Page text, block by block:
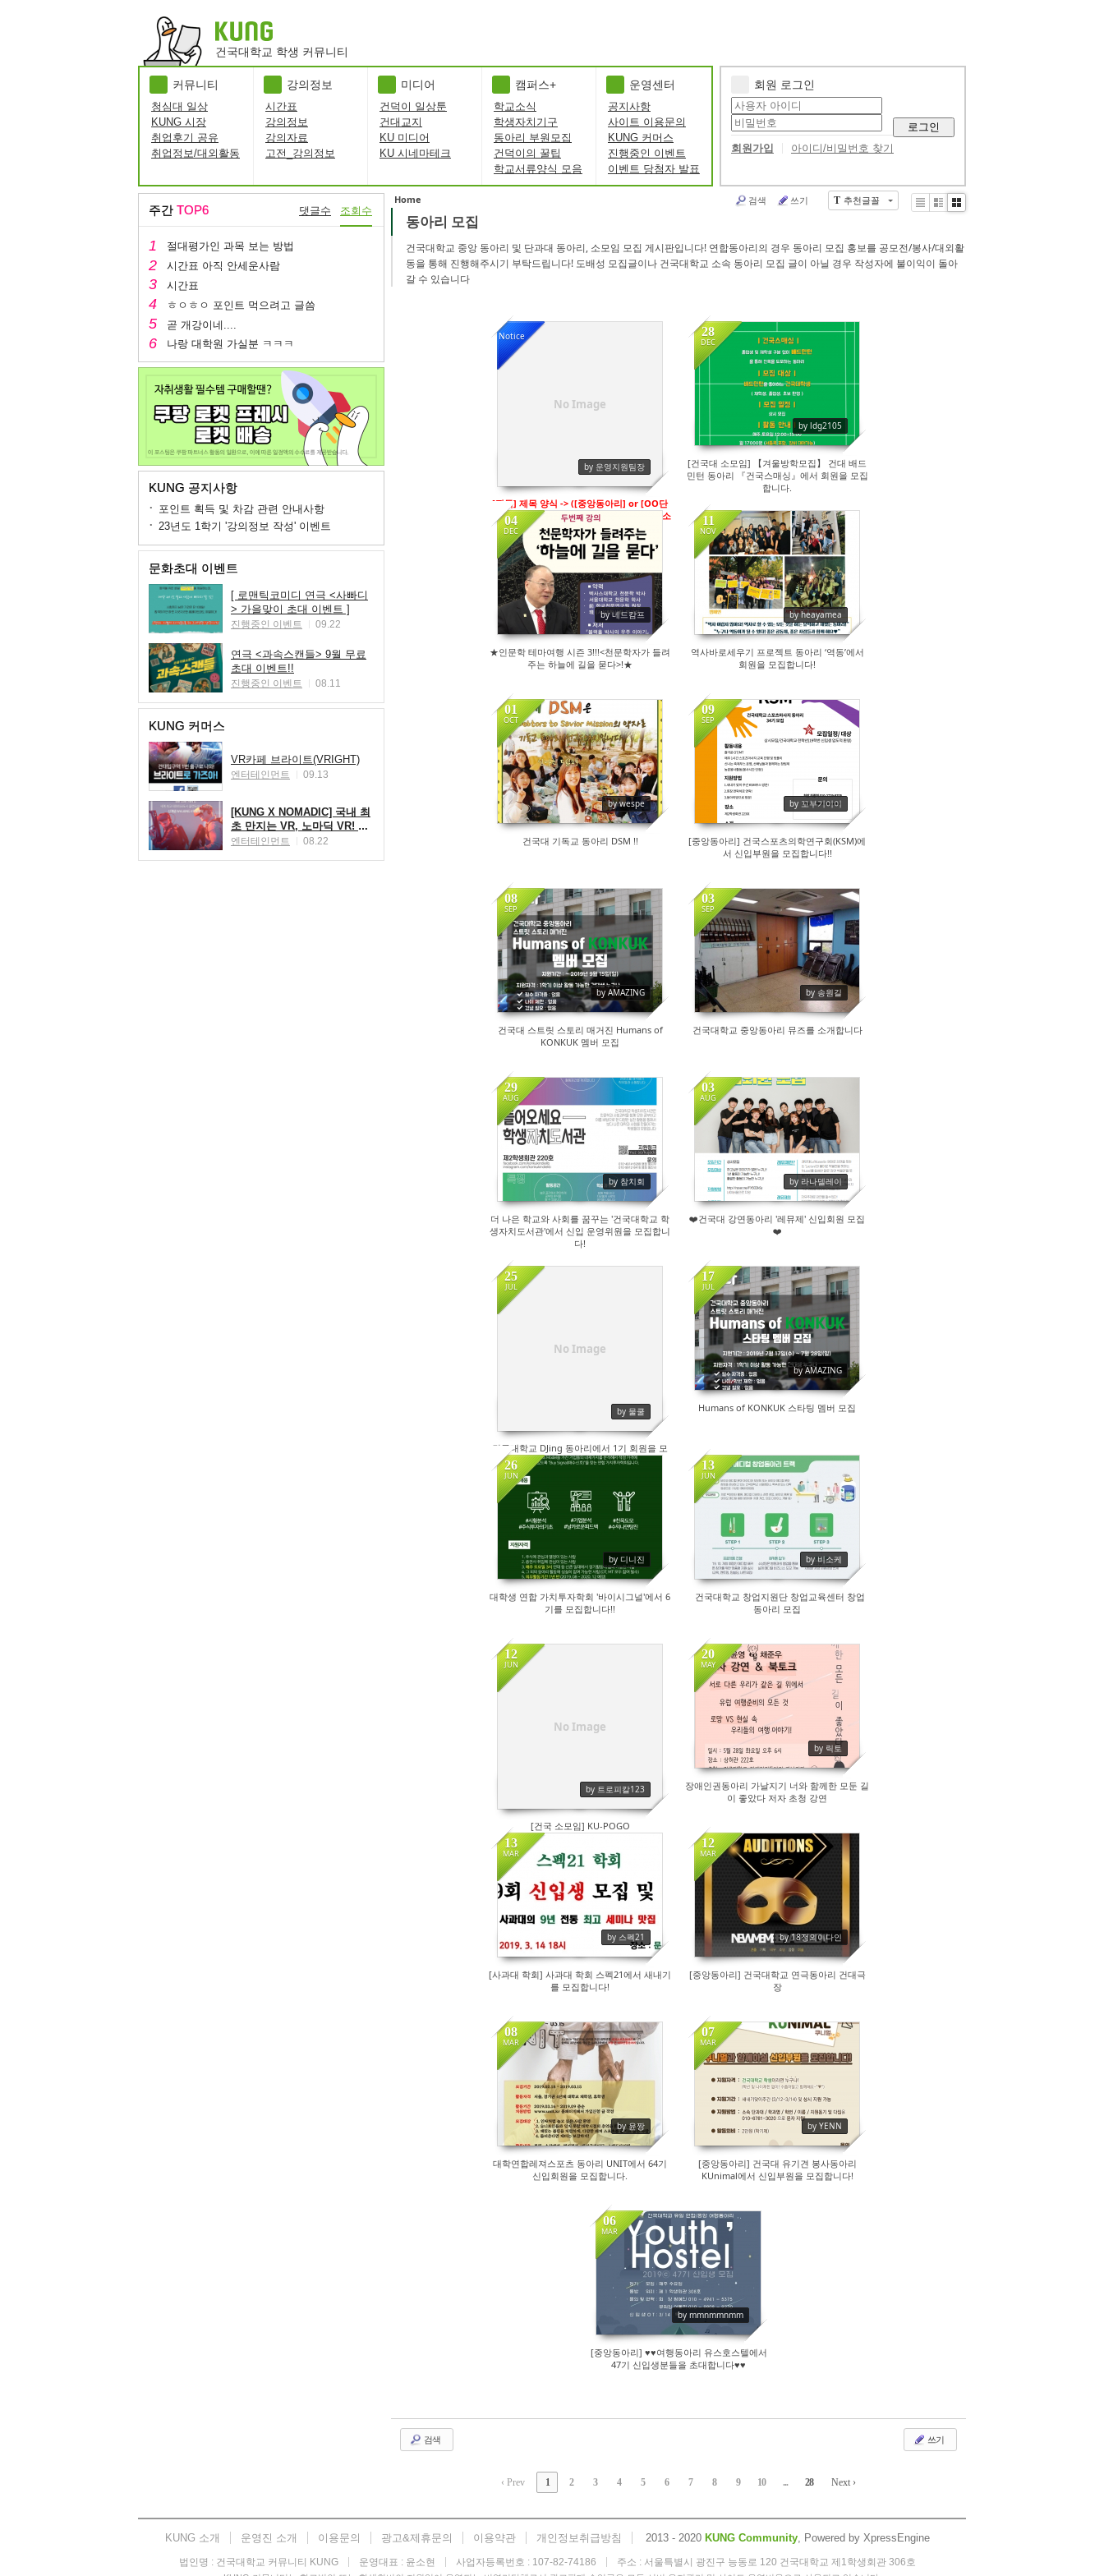
건국대학교 학생 커뮤니티
커뮤니티
청심대 일상
KUNG 시장
취업후기 공유
취업정보/대외활동
강의정보
시간표
강의정보
강의자료
고전_강의정보
미디어
건덕이 일상툰
건대교지
KU 미디어
KU 시네마테크
캠퍼스+
학교소식
학생자치기구
동아리 부원모집
건덕이의 꿀팁
학교서류양식 모음
운영센터
공지사항
사이트 이용문의
KUNG 커머스
진행중인 이벤트
이벤트 당첨자 발표
회원 로그인
로그인
회원가입
아이디/비밀번호 찾기
주간 TOP6 댓글수 조회수
절대평가인 과목 보는 방법
시간표 아직 안세운사람
시간표
ㅎㅇㅎㅇ 포인트 먹으려고 글씀
곧 개강이네....
나랑 대학원 가실분 ㅋㅋㅋ
KUNG 공지사항
포인트 획득 및 차감 관련 안내사항
23년도 1학기 '강의정보 작성' 이벤트
문화초대 이벤트
[ 로맨틱코미디 연극 <사빠디
> 가을맞이 초대 이벤트 ]
진행중인 이벤트 09.22
연극 <과속스캔들> 9월 무료
초대 이벤트!!
진행중인 이벤트 08.11
KUNG 커머스
VR카페 브라이트(VRIGHT)
엔터테인먼트 09.13
[KUNG X NOMADIC] 국내 최
초 만지는 VR, 노마딕 VR! ☆
신개념 체감 VR 노마딕 50%
엔터테인먼트 08.22
Home T 추천글꼴
검색 쓰기
동아리 모집
건국대학교 중앙 동아리 및 단과대 동아리, 소모임 모집 게시판입니다! 연합동아리의 경우 동아리 모집 홍보를 공모전/봉사/대외활
동을 통해 진행해주시기 부탁드립니다! 도배성 모집글이나 건국대학교 소속 동아리 모집 글이 아닐 경우 작성자에 불이익이 돌아
갈 수 있습니다
Li
Zi
e
G
le
r
y
No Image
Notice
by 운영지원팀장
[필독] 제목 양식 -> ([중앙동아리] or [OO단
과대 동아리] or [OO과 동아리] or [건국대 소
모임]) + 제목
28
DEC
by ldg2105
[건국대 소모임] 【겨울방학모집】 건대 배드
민턴 동아리 『건국스매싱』에서 회원을 모집
합니다.
04
DEC
by 네드캄프
50
★인문학 테마여행 시즌 3!!!<천문학자가 들려
주는 하늘에 길을 묻다>!★
11
NOV
by heayamea
61
역사바로세우기 프로젝트 동아리 ‘역동’에서
회원을 모집합니다!
01
OCT
by wespe
135
건국대 기독교 동아리 DSM !!
09
SEP
by 꼬부기이이
27
[중앙동아리] 건국스포츠의학연구회(KSM)에
서 신입부원을 모집합니다!!
08
SEP
by AMAZING
46
건국대 스트릿 스토리 매거진 Humans of
KONKUK 멤버 모집
03
SEP
by 송원길
66
건국대학교 중앙동아리 뮤즈를 소개합니다
29
AUG
by 참치회
35
더 나은 학교와 사회를 꿈꾸는 '건국대학교 학
생자치도서관'에서 신입 운영위원을 모집합니
다!
03
AUG
by 라나델레이
38
❤️건국대 강연동아리 '레뮤제' 신입회원 모집
❤️
No Image
25
JUL
by 물쿨
건국대학교 DJing 동아리에서 1기 회원을 모
집합니다.
17
JUL
by AMAZING
80
Humans of KONKUK 스타팅 멤버 모집
26
JUN
by 디니진
29
대학생 연합 가치투자학회 '바이시그널'에서 6
기를 모집합니다!!
13
JUN
by 비소케
48
건국대학교 창업지원단 창업교육센터 창업
동아리 모집
No Image
12
JUN
by 트로피칼123
[건국 소모임] KU-POGO
20
MAY
by 릭토
38
장애인권동아리 가날지기 너와 함께한 모둔 길
이 좋았다 저자 초청 강연
13
MAR
by 스펙21
126
[사과대 학회] 사과대 학회 스펙21에서 새내기
를 모집합니다!
12
MAR
by 18정외이다인
[중앙동아리] 건국대학교 연극동아리 건대극
장
08
MAR
by 윤짱
대학연합레져스포츠 동아리 UNIT에서 64기
신입회원을 모집합니다.
07
MAR
by YENN
124
[중앙동아리] 건국대 유기견 봉사동아리
KUnimal에서 신입부원을 모집합니다!
06
MAR
by mmnmmnmm
116
[중앙동아리] ♥♥여행동아리 유스호스텔에서
47기 신입생분들을 초대합니다♥♥
검색 쓰기
‹ Prev 1 2 3 4 5 6 7 8 9 10 ... 28 Next ›
Sketchbook5, 스케치북5
Sketchbook5, 스케치북5
Sketchbook5, 스케치북5
Sketchbook5, 스케치북5
KUNG 소개 운영진 소개 이용문의 광고&제휴문의 이용약관 개인정보취급방침 2013 - 2020 KUNG Community, Powered by XpressEngine
법인명 : 건국대학교 커뮤니티 KUNG 운영대표 : 윤소현 사업자등록번호 : 107-82-74186 주소 : 서울특별시 광진구 능동로 120 건국대학교 제1학생회관 306호